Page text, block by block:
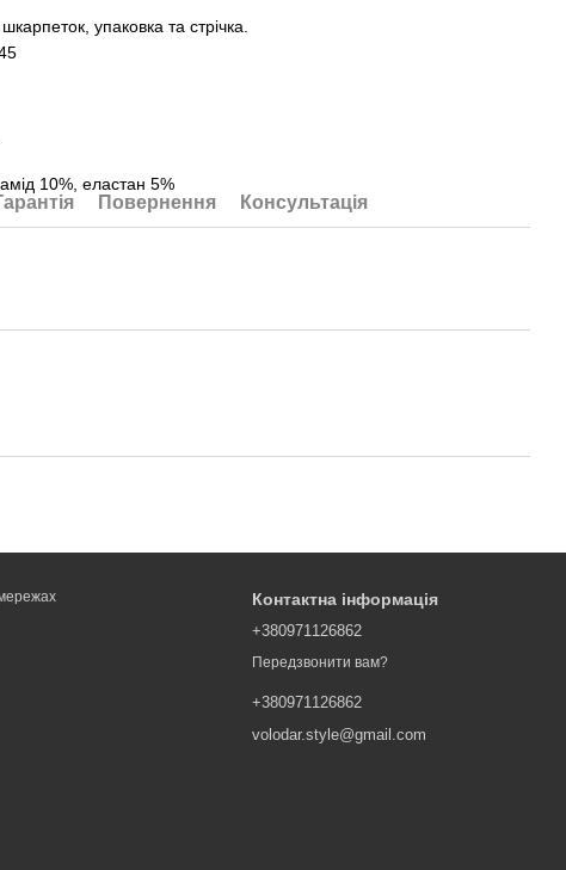
упаковка та стрічка.
10%, еластан 5%
Повернення Консультація
Контактна інформація
+380971126862
Передзвонити вам?
+380971126862
volodar.style@gmail.com